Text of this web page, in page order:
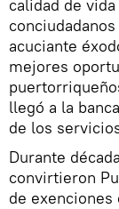
calidad de
acuciante
mejores
llegó a la
de los
Durante
convirtieron
de